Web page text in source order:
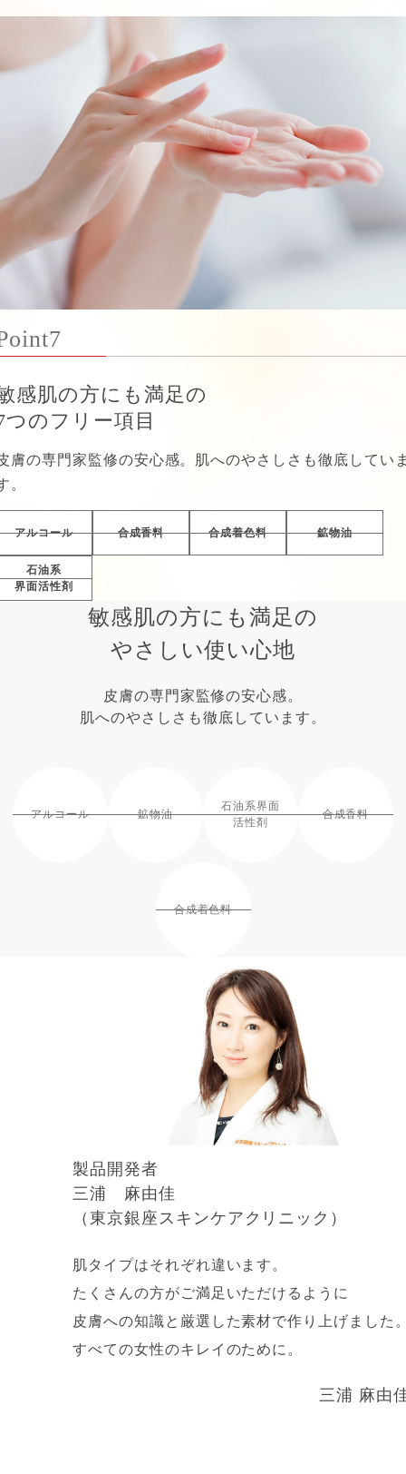
感肌の方にも満足の
つのフリー項目
膚の専門家監修の安心感。肌へのやさしさも徹底してい
。
アルコール 合成香料 合成着色料 鉱物油
石油系
界面活性剤
敏感肌の方にも満足の
やさしい使い心地
皮膚の専門家監修の安心感。
肌へのやさしさも徹底しています。
アルコール 鉱物油
石油系界面
活性剤
合成香料
合成着色料
製品開発者
三浦 麻由佳
（東京銀座スキンケアクリニック）
肌タイプはそれぞれ違います。
たくさんの方がご満足いただけるように
皮膚への知識と厳選した素材で作り上げました
すべての女性のキレイのために。
三浦 麻由